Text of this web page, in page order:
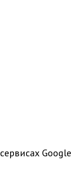
сервисах Google